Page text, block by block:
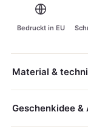
Bedruckt in EU
Material &
Geschenkidee &